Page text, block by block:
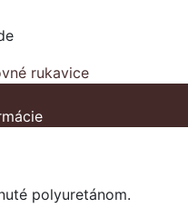
rukavice
polyuretánom.